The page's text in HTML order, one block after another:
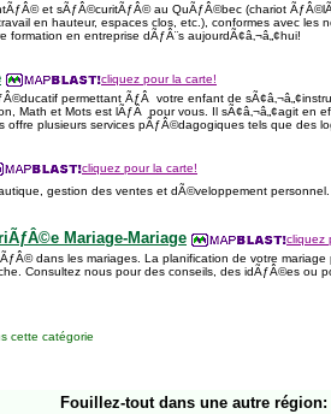
et sÃƒÂ©curitÃƒÂ© au QuÃƒÂ©bec (chariot
en hauteur, espaces clos, etc.), conformes avec les
formation en entreprise dÃƒÂ¨s aujourdÃ¢â‚¬â„¢hui!
cliquez pour la carte!
permettant ÃƒÂ votre enfant de
Math et Mots est lÃƒÂ pour vous. Il sÃ¢â‚¬â„¢agit en
offre plusieurs services pÃƒÂ©dagogiques tels que des
cliquez pour la carte!
gestion des ventes et dÃ©veloppement personnel.
Mariage-Mariage
cliquez
dans les mariages. La planification de votre mariage
Consultez nous pour des conseils, des idÃƒÂ©es ou
cette catégorie
Fouillez-tout dans une autre région: